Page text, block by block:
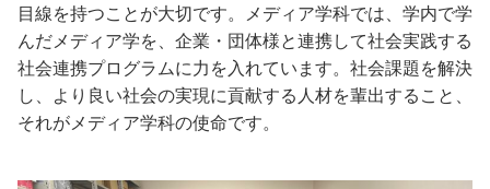
目線を持つことが大切です。メディア学科では、学内で学
んだメディア学を、企業・団体様と連携して社会実践する
社会連携プログラムに力を入れています。社会課題を解決
し、より良い社会の実現に貢献する人材を輩出すること、
それがメディア学科の使命です。